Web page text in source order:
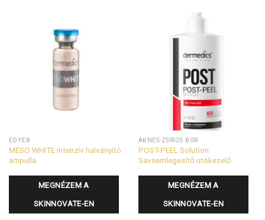
EGYÉB
MESO WHITE intenzív halványító
ampulla
MEGNÉZEM A
SKINNOVATE-EN
AKNÉS-ZSÍROS BŐR
POST-PEEL Solution
Savsemlegesítő utókezelő
MEGNÉZEM A
SKINNOVATE-EN